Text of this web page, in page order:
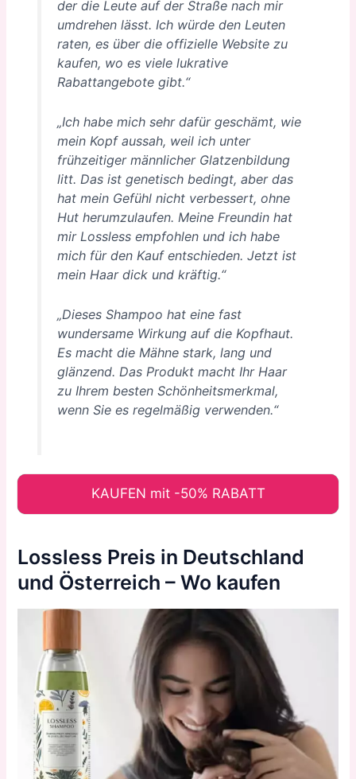
der die Leute auf der Straße nach mir
umdrehen lässt. Ich würde den Leuten
raten, es über die offizielle Website zu
kaufen, wo es viele lukrative
Rabattangebote gibt.“
„Ich habe mich sehr dafür geschämt, wie
mein Kopf aussah, weil ich unter
frühzeitiger männlicher Glatzenbildung
litt. Das ist genetisch bedingt, aber das
hat mein Gefühl nicht verbessert, ohne
Hut herumzulaufen. Meine Freundin hat
mir Lossless empfohlen und ich habe
mich für den Kauf entschieden. Jetzt ist
mein Haar dick und kräftig.“
„Dieses Shampoo hat eine fast
wundersame Wirkung auf die Kopfhaut.
Es macht die Mähne stark, lang und
glänzend. Das Produkt macht Ihr Haar
zu Ihrem besten Schönheitsmerkmal,
wenn Sie es regelmäßig verwenden.“
KAUFEN mit -50% RABATT
Lossless Preis in Deutschland
und Österreich – Wo kaufen